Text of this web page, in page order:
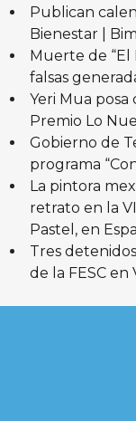
Publican
Bienestar |
Muerte de “El
falsas
Yeri Mua
Premio Lo
Gobierno de
programa
La pintora
retrato en la
Pastel, en
Tres
de la FESC en